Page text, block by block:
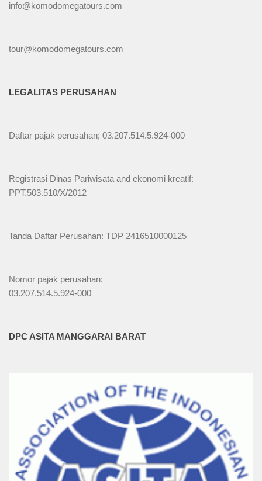
info@komodomegatours.com
tour@komodomegatours.com
LEGALITAS PERUSAHAN
Daftar pajak perusahan; 03.207.514.5.924-000
Registrasi Dinas Pariwisata and ekonomi kreatif:
PPT.503.510/X/2012
Tanda Daftar Perusahan: TDP 2416510000125
Nomor pajak perusahan:
03.207.514.5.924-000
DPC ASITA MANGGARAI BARAT